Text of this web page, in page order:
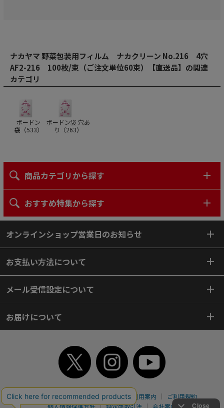
ナカヤマ 野菜包装用フィルム ナカクリーン No.216 4穴
AF2-216 100枚/束（ご注文単位60束）【直送品】の関連
カテゴリ
ボードン
袋（533）
ボードン袋 穴あ
り（263）
商品カテゴリから探す
おすすめ特集から探す
オンラインショップ営業日のお知らせ
お支払い方法について
メール受信設定について
お届けについて
TOP 初めてご利用のお客様へ ご利用案内
ご利用規約
個人情報保護方針
特定商取引法 会社案内